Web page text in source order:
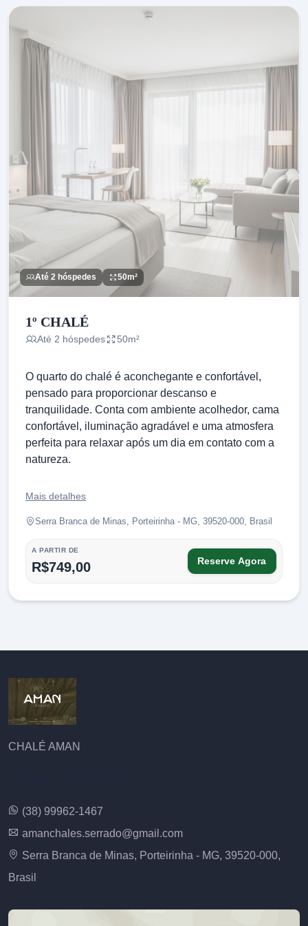
Até 2 hóspedes 50m²
1º CHALÉ
Até 2 hóspedes 50m²
O quarto do chalé é aconchegante e confortável,
pensado para proporcionar descanso e
tranquilidade. Conta com ambiente acolhedor, cama
confortável, iluminação agradável e uma atmosfera
perfeita para relaxar após um dia em contato com a
natureza.
Mais detalhes
Serra Branca de Minas, Porteirinha - MG, 39520-000, Brasil
A PARTIR DE
R$749,00 Reserve Agora
CHALÉ AMAN
(38) 99962-1467
amanchales.serrado@gmail.com
Serra Branca de Minas, Porteirinha - MG, 39520-000,
Brasil